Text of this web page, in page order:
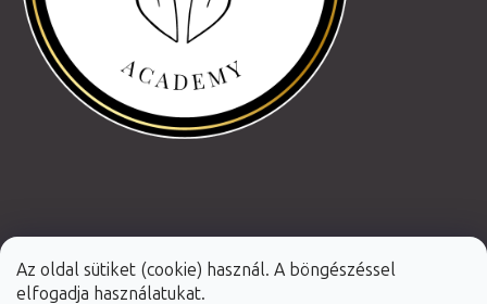
Az oldal sütiket (cookie) használ. A böngészéssel
elfogadja használatukat.